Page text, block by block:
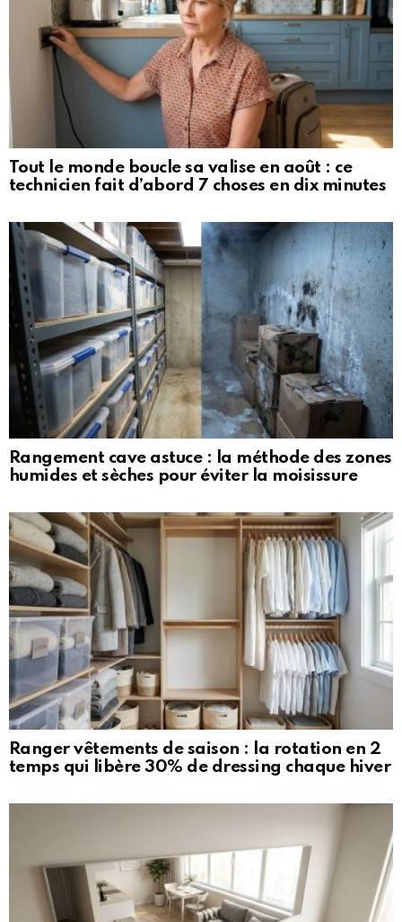
Tout le monde boucle sa valise en août : ce
technicien fait d’abord 7 choses en dix minutes
Rangement cave astuce : la méthode des zones
humides et sèches pour éviter la moisissure
Ranger vêtements de saison : la rotation en 2
temps qui libère 30% de dressing chaque hiver